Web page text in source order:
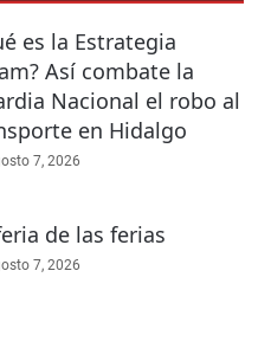
es la Estrategia
Así combate la
Nacional el robo al
en Hidalgo
7, 2026
de las ferias
7, 2026